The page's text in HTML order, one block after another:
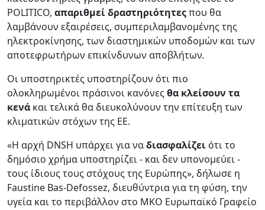
POLITICO, απαριθμεί δραστηριότητεςπου θα
λαμβάνουν εξαιρέσεις, συμπεριλαμβανομένης της
ηλεκτροκίνησης, των διαστημικών υποδομών και των
αποτεφρωτήρων επικίνδυνων αποβλήτων.
Οι υποστηρικτές υποστηρίζουν ότι πιο
ολοκληρωμένοι πράσινοι κανόνεςθα κλείσουν τα
κενά και τελικά θα διευκολύνουν την επίτευξη των
κλιματικών στόχων της ΕΕ.
«Η αρχή DNSH υπάρχει για ναδιασφαλίζει ότι το
δημόσιο χρήμα υποστηρίζει - και δεν υπονομεύει -
τους ίδιους τους στόχους της Ευρώπης», δήλωσε η
Faustine Bas-Defossez, διευθύντρια για τη φύση, την
υγεία και το περιβάλλον στο ΜΚΟ Ευρωπαϊκό Γραφείο